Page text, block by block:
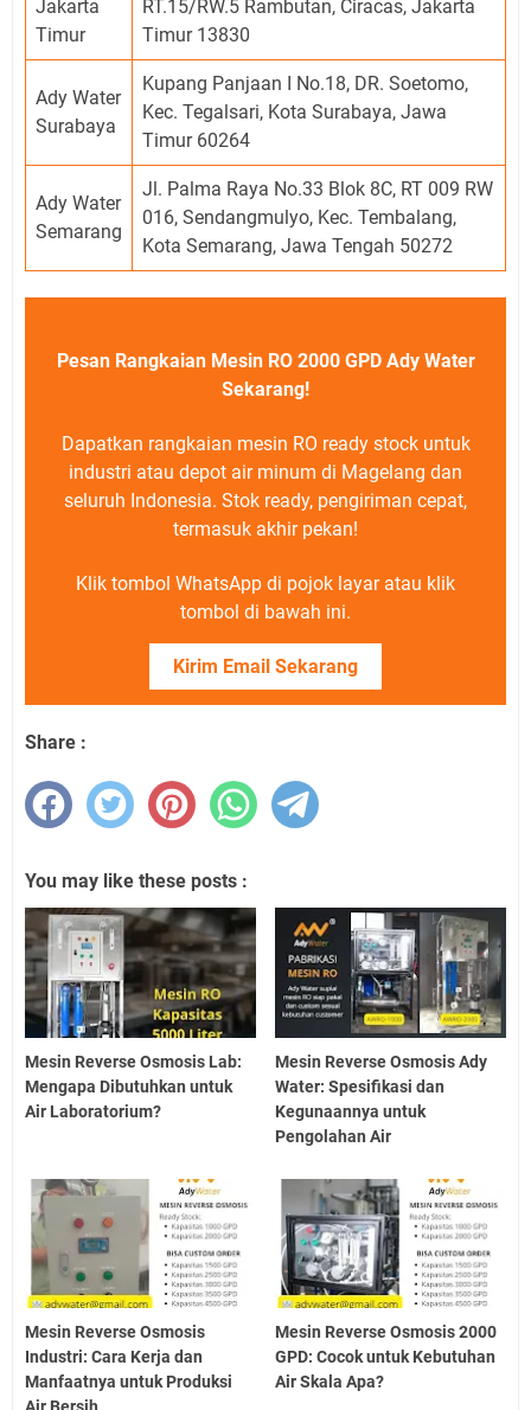
Jakarta
Timur
RT.15/RW.5 Rambutan, Ciracas, Jakarta
Timur 13830
Ady Water
Surabaya
Kupang Panjaan I No.18, DR. Soetomo,
Kec. Tegalsari, Kota Surabaya, Jawa
Timur 60264
Ady Water
Semarang
Jl. Palma Raya No.33 Blok 8C, RT 009 RW
016, Sendangmulyo, Kec. Tembalang,
Kota Semarang, Jawa Tengah 50272
Pesan Rangkaian Mesin RO 2000 GPD Ady Water
Sekarang!
Dapatkan rangkaian mesin RO ready stock untuk
industri atau depot air minum di Magelang dan
seluruh Indonesia. Stok ready, pengiriman cepat,
termasuk akhir pekan!
Klik tombol WhatsApp di pojok layar atau klik
tombol di bawah ini.
Kirim Email Sekarang
Share :
You may like these posts :
Mesin Reverse Osmosis Lab:
Mengapa Dibutuhkan untuk
Air Laboratorium?
Mesin Reverse Osmosis Ady
Water: Spesifikasi dan
Kegunaannya untuk
Pengolahan Air
Mesin Reverse Osmosis
Industri: Cara Kerja dan
Manfaatnya untuk Produksi
Mesin Reverse Osmosis 2000
GPD: Cocok untuk Kebutuhan
Air Skala Apa?